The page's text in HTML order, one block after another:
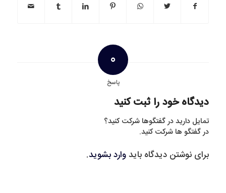
0
پاسخ
دیدگاه خود را ثبت کنید
تمایل دارید در گفتگوها شرکت کنید؟
در گفتگو ها شرکت کنید.
برای نوشتن دیدگاه بایدوارد بشوید.